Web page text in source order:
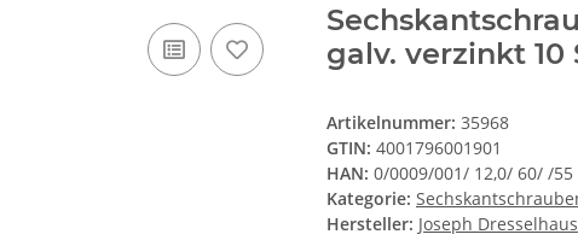
galv. verzinkt 10
Artikelnummer: 35968
GTIN: 4001796001901
HAN: 0/0009/001/ 12,0/ 60/ /55
Kategorie:
Hersteller: Joseph Dresselhaus